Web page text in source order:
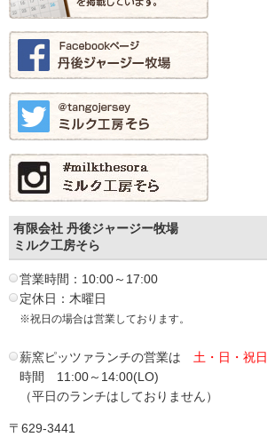
有限会社 丹後ジャージー牧場
ミルク工房そら
営業時間：10:00～17:00
定休日：木曜日
※祝日の場合は営業しております。
薪窯ピッツァランチの営業は 土・日・祝日
時間 11:00～14:00(LO)
（平日のランチはしておりません）
〒629-3441